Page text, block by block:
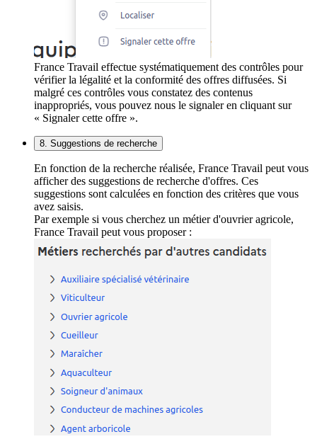
France Travail effectue systématiquement des contrôles pour
vérifier la légalité et la conformité des offres diffusées. Si
malgré ces contrôles vous constatez des contenus
inappropriés, vous pouvez nous le signaler en cliquant sur
« Signaler cette offre ».
8. Suggestions de recherche
En fonction de la recherche réalisée, France Travail peut vous
afficher des suggestions de recherche d'offres. Ces
suggestions sont calculées en fonction des critères que vous
avez saisis.
Par exemple si vous cherchez un métier d'ouvrier agricole,
France Travail peut vous proposer :